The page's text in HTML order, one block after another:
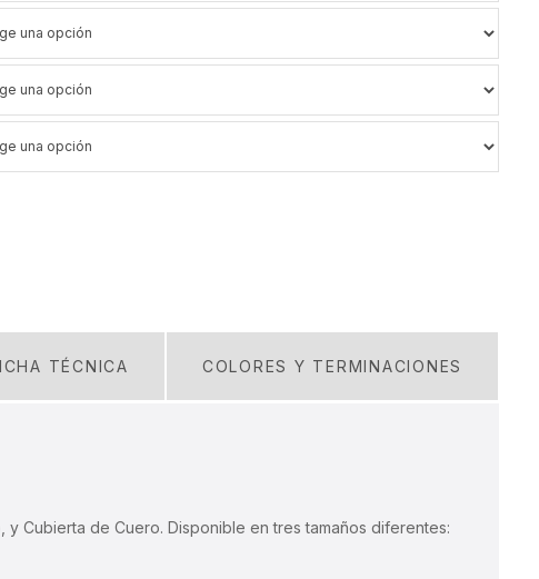
TÉCNICA COLORES Y TERMINACIONES
Cubierta de Cuero. Disponible en tres tamaños diferentes: